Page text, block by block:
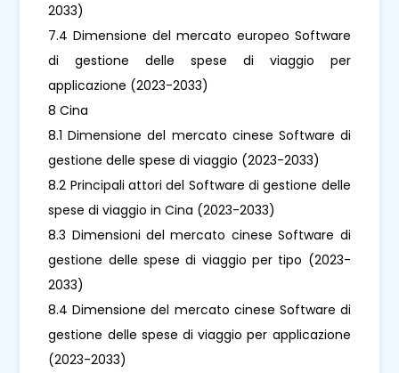
2033)
7.4 Dimensione del mercato europeo Software
di gestione delle spese di viaggio per
applicazione (2023-2033)
8 Cina
8.1 Dimensione del mercato cinese Software di
gestione delle spese di viaggio (2023-2033)
8.2 Principali attori del Software di gestione delle
spese di viaggio in Cina (2023-2033)
8.3 Dimensioni del mercato cinese Software di
gestione delle spese di viaggio per tipo (2023-
2033)
8.4 Dimensione del mercato cinese Software di
gestione delle spese di viaggio per applicazione
(2023-2033)